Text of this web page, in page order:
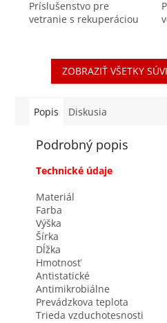
Príslušenstvo pre
vetranie s rekuperáciou
kruhové potrubie Air
Excellent DN90mm
Vzduchotesný spoj
ZOBRAZIŤ VŠETKY
Popis Diskusia
Podrobný popis
Technické údaje
Materiál
Farba
Výška
Šírka
Dĺžka
Hmotnosť
Antistatické
Antimikrobiálne
Prevádzkova teplota
Trieda vzduchotesnosti